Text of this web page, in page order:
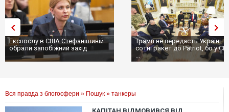
Експослу в США Стефанішиній
обрали запобіжний захід
Трамп не передасть Україні
сотні ракет до Patriot, бо у
...
Вся правда з блогосфери » Пошук » танкеры